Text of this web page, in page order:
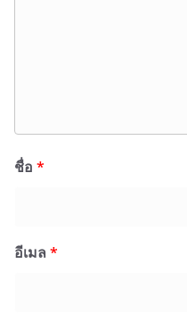
ชื่อ *
อีเมล *